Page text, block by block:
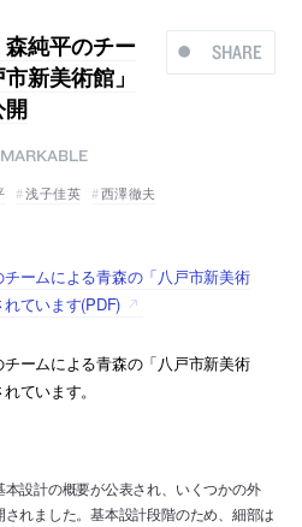
SHARE
純平のチー
新美術館」
開
浅子佳英 西澤徹夫
ームによる青森の「八戸市新美術
ています(PDF)
ームによる青森の「八戸市新美術
ています。
設計の概要が公表され、いくつかの外
れました。基本設計段階のため、細部は